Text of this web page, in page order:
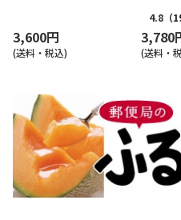
3,600円
(送料・税込)
4.8 （
3,780
(送料・